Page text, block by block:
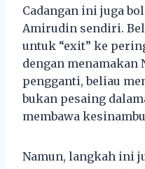
Cadangan ini juga
Amirudin sendiri.
untuk “exit” ke
dengan menamakan
pengganti, beliau
bukan pesaing
membawa
Namun, langkah ini